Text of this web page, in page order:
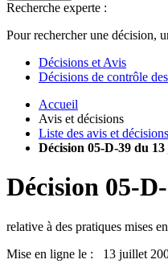
Recherche experte :
Pour rechercher une décision,
Décisions et Avis
Décisions de contrôle
Accueil
Avis et décisions
Liste des avis et décisions
Décision 05-D-39 du
Décision 05-
relative à des pratiques mises
Mise en ligne le : 13 juillet